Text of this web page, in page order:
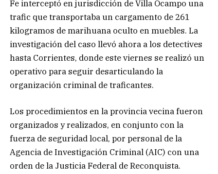
Fe interceptó en jurisdicción de Villa Ocampo una
trafic que transportaba un cargamento de 261
kilogramos de marihuana oculto en muebles. La
investigación del caso llevó ahora a los detectives
hasta Corrientes, donde este viernes se realizó un
operativo para seguir desarticulando la
organización criminal de traficantes.
Los procedimientos en la provincia vecina fueron
organizados y realizados, en conjunto con la
fuerza de seguridad local, por personal de la
Agencia de Investigación Criminal (AIC) con una
orden de la Justicia Federal de Reconquista.